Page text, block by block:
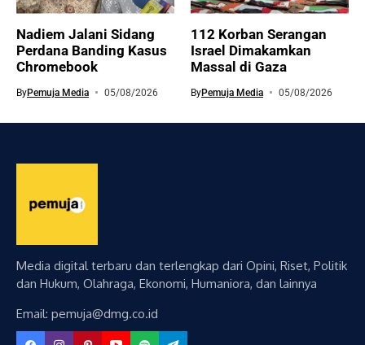
Nadiem Jalani Sidang
Perdana Banding Kasus
Chromebook
ByPemuja Media 05/08/2026
112 Korban Serangan
Israel Dimakamkan
Massal di Gaza
ByPemuja Media 05/08/2026
Media digital terbaru dan terlengkap dari Opini, Riset, Politik
dan Hukum, Olahraga, Ekonomi, Humaniora, dan lainnya
Email: pemuja@dmg.co.id